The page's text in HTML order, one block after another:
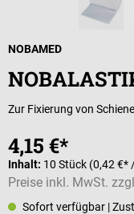
NOBAMED
Zur Fixierung von
4,15 €*
Inhalt: 10 Stück (0,42 €*
Preise inkl. MwSt.
Sofort verfügbar |